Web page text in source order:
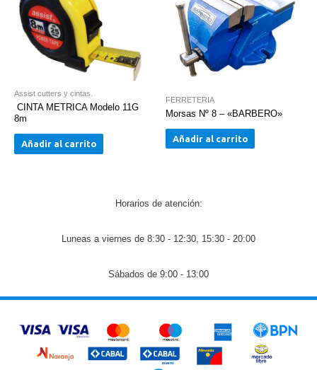
Assist cutters y cintas.
CINTA METRICA Modelo 11G
8m
Añadir al carrito
FERRETERIA
Morsas Nº 8 – «BARBERO»
Añadir al carrito
Horarios de atención:
Luneas a viernes de 8:30 - 12:30, 15:30 - 20:00
Sábados de 9:00 - 13:00